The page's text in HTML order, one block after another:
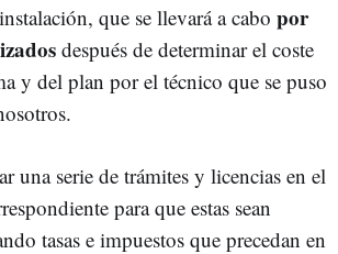
que se llevará a cabo por
después de determinar el coste
y del plan por el técnico que se puso
una serie de trámites y licencias en el
para que estas sean
tasas e impuestos que precedan en